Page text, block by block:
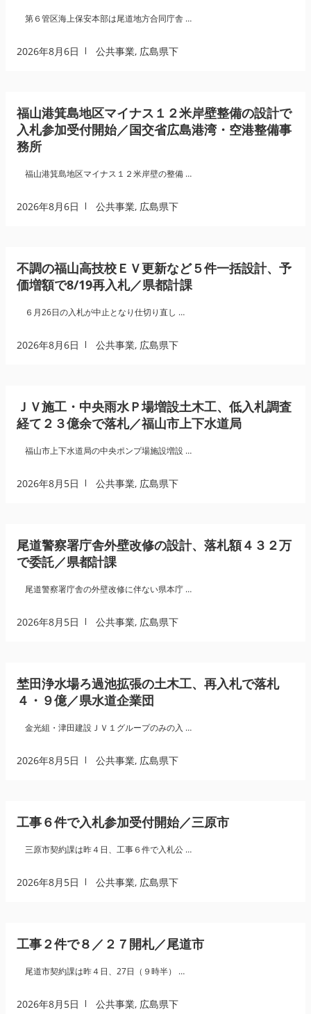
第６管区海上保安本部は尾道地方合同庁舎 …
2026年8月6日 公共事業, 広島県下
福山港箕島地区マイナス１２米岸壁整備の設計で
入札参加受付開始／国交省広島港湾・空港整備事
務所
福山港箕島地区マイナス１２米岸壁の整備 …
2026年8月6日 公共事業, 広島県下
不調の福山高技校ＥＶ更新など５件一括設計、予
価増額で8/19再入札／県都計課
６月26日の入札が中止となり仕切り直し …
2026年8月6日 公共事業, 広島県下
ＪＶ施工・中央雨水Ｐ場増設土木工、低入札調査
経て２３億余で落札／福山市上下水道局
福山市上下水道局の中央ポンプ場施設増設 …
2026年8月5日 公共事業, 広島県下
尾道警察署庁舎外壁改修の設計、落札額４３２万
で委託／県都計課
尾道警察署庁舎の外壁改修に伴ない県本庁 …
2026年8月5日 公共事業, 広島県下
埜田浄水場ろ過池拡張の土木工、再入札で落札
４・９億／県水道企業団
金光組・津田建設ＪＶ１グループのみの入 …
2026年8月5日 公共事業, 広島県下
工事６件で入札参加受付開始／三原市
三原市契約課は昨４日、工事６件で入札公 …
2026年8月5日 公共事業, 広島県下
工事２件で８／２７開札／尾道市
尾道市契約課は昨４日、27日（９時半） …
2026年8月5日 公共事業, 広島県下